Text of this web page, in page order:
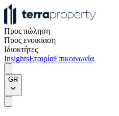
Προς πώληση
Προς ενοικίαση
Ιδιοκτήτες
InsightsΕταιρίαΕπικοινωνία
GR